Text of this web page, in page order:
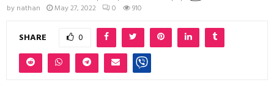
by nathan May 27, 2022 0 910
SHARE 0